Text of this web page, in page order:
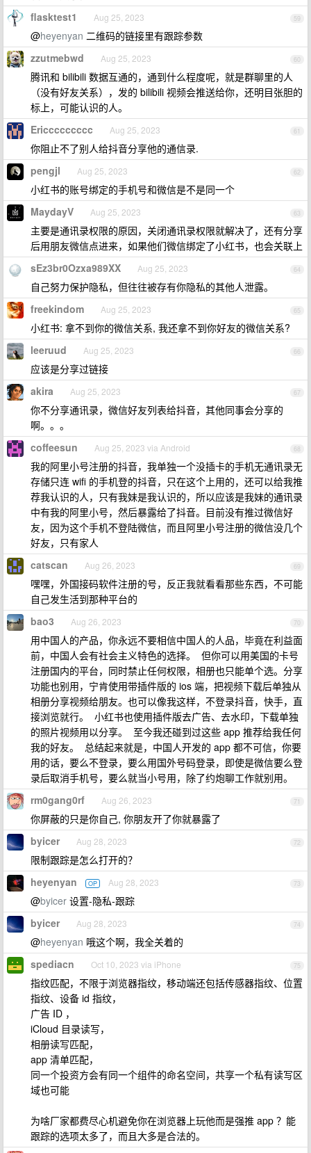
59
flasktest1 Aug 25, 2023
@heyenyan 二维码的链接里有跟踪参数
60
zzutmebwd Aug 25, 2023
腾讯和 bilibili 数据互通的，通到什么程度呢，就是群聊里的人
（没有好友关系），发的 bilibili 视频会推送给你，还明目张胆的
标上，可能认识的人。
61
Ericcccccccc Aug 25, 2023
你阻止不了别人给抖音分享他的通信录.
62
pengjl Aug 25, 2023
小红书的账号绑定的手机号和微信是不是同一个
63
MaydayV Aug 25, 2023
主要是通讯录权限的原因，关闭通讯录权限就解决了，还有分享
后用朋友微信点进来，如果他们微信绑定了小红书，也会关联上
64
sEz3br0Ozxa989XX Aug 25, 2023
自己努力保护隐私，但往往被存有你隐私的其他人泄露。
65
freekindom Aug 25, 2023
小红书: 拿不到你的微信关系, 我还拿不到你好友的微信关系?
66
leeruud Aug 25, 2023
应该是分享过链接
67
akira Aug 25, 2023
你不分享通讯录，微信好友列表给抖音，其他同事会分享的
啊。。。
68
coffeesun Aug 25, 2023 via Android
我的阿里小号注册的抖音，我单独一个没插卡的手机无通讯录无
存储只连 wifi 的手机登的抖音，只在这个上用的，还可以给我推
荐我认识的人，只有我妹是我认识的，所以应该是我妹的通讯录
中有我的阿里小号，然后暴露给了抖音。目前没有推过微信好
友，因为这个手机不登陆微信，而且阿里小号注册的微信没几个
好友，只有家人
69
catscan Aug 26, 2023
嘿嘿，外国接码软件注册的号，反正我就看看那些东西，不可能
自己发生活到那种平台的
70
bao3 Aug 26, 2023
用中国人的产品，你永远不要相信中国人的人品，毕竟在利益面
前，中国人会有社会主义特色的选择。 但你可以用美国的卡号
注册国内的平台，同时禁止任何权限，相册也只能单个选。分享
功能也别用，宁肯使用带插件版的 ios 端，把视频下载后单独从
相册分享视频给朋友。也可以像我这样，不登录抖音，快手，直
接浏览就行。 小红书也使用插件版去广告、去水印，下载单独
的照片视频用以分享。 至今我还碰到过这些 app 推荐给我任何
我的好友。 总结起来就是，中国人开发的 app 都不可信，你要
用的话，要么不登录，要么用国外号码登录，即使是微信要么登
录后取消手机号，要么就当小号用，除了约炮聊工作就别用。
71
rm0gang0rf Aug 26, 2023
你屏蔽的只是你自己, 你朋友开了你就暴露了
72
byicer Aug 28, 2023
限制跟踪是怎么打开的？
73
heyenyan OP Aug 28, 2023
@byicer 设置-隐私-跟踪
74
byicer Aug 28, 2023
@heyenyan 哦这个啊，我全关着的
75
spediacn Oct 10, 2023 via iPhone
指纹匹配，不限于浏览器指纹，移动端还包括传感器指纹、位置
指纹、设备 id 指纹，
广告 ID ，
iCloud 目录读写，
相册读写匹配，
app 清单匹配，
同一个投资方会有同一个组件的命名空间，共享一个私有读写区
域也可能
为啥厂家都费尽心机避免你在浏览器上玩他而是强推 app ？能
跟踪的选项太多了，而且大多是合法的。